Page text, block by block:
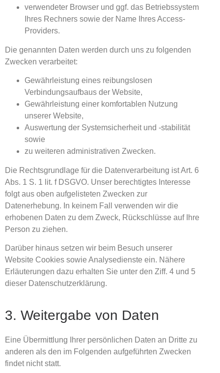
verwendeter Browser und ggf. das Betriebssystem
Ihres Rechners sowie der Name Ihres Access-
Providers.
Die genannten Daten werden durch uns zu folgenden
Zwecken verarbeitet:
Gewährleistung eines reibungslosen
Verbindungsaufbaus der Website,
Gewährleistung einer komfortablen Nutzung
unserer Website,
Auswertung der Systemsicherheit und -stabilität
sowie
zu weiteren administrativen Zwecken.
Die Rechtsgrundlage für die Datenverarbeitung ist Art. 6
Abs. 1 S. 1 lit. f DSGVO. Unser berechtigtes Interesse
folgt aus oben aufgelisteten Zwecken zur
Datenerhebung. In keinem Fall verwenden wir die
erhobenen Daten zu dem Zweck, Rückschlüsse auf Ihre
Person zu ziehen.
Darüber hinaus setzen wir beim Besuch unserer
Website Cookies sowie Analysedienste ein. Nähere
Erläuterungen dazu erhalten Sie unter den Ziff. 4 und 5
dieser Datenschutzerklärung.
3. Weitergabe von Daten
Eine Übermittlung Ihrer persönlichen Daten an Dritte zu
anderen als den im Folgenden aufgeführten Zwecken
findet nicht statt.